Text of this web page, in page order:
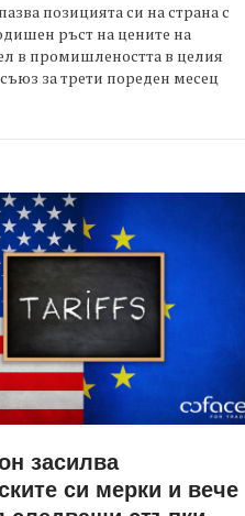
позицията си на страна с
ръст на цените на
в промишлеността в целия
за трети пореден месец
засилва
си мерки и вече